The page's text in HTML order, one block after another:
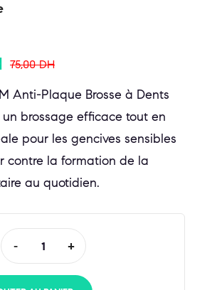
75,00DH
Anti-Plaque Brosse à Dents
brossage efficace tout en
pour les gencives sensibles
contre la formation de la
au quotidien.
- +